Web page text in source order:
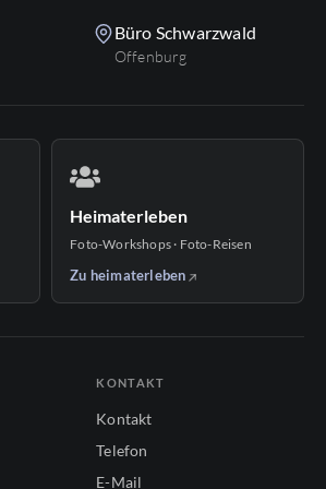
Büro Schwarzwald
Offenburg
Heimaterleben
Foto-Workshops · Foto-Reisen
Zu heimaterleben
KONTAKT
Kontakt
Telefon
E-Mail